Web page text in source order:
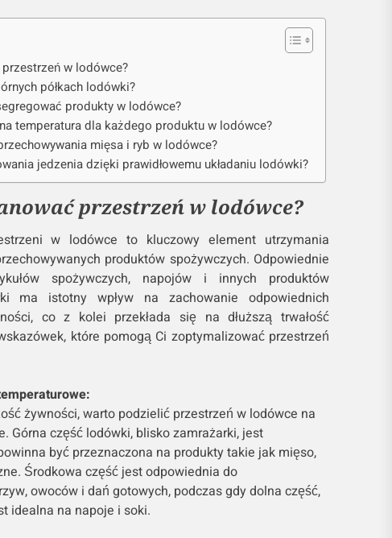
w lodówce?
półkach lodówki?
produkty w lodówce?
temperatura dla każdego produktu w lodówce?
mięsa i ryb w lodówce?
jedzenia dzięki prawidłowemu układaniu lodówki?
przestrzeń w lodówce?
w lodówce to kluczowy element utrzymania
produktów spożywczych. Odpowiednie
spożywczych, napojów i innych produktów
ma istotny wpływ na zachowanie odpowiednich
co z kolei przekłada się na dłuższą trwałość
które pomogą Ci zoptymalizować przestrzeń
żywności, warto podzielić przestrzeń w lodówce na
Górna część lodówki, blisko zamrażarki, jest
być przeznaczona na produkty takie jak mięso,
Środkowa część jest odpowiednia do
owoców i dań gotowych, podczas gdy dolna część,
idealna na napoje i soki.